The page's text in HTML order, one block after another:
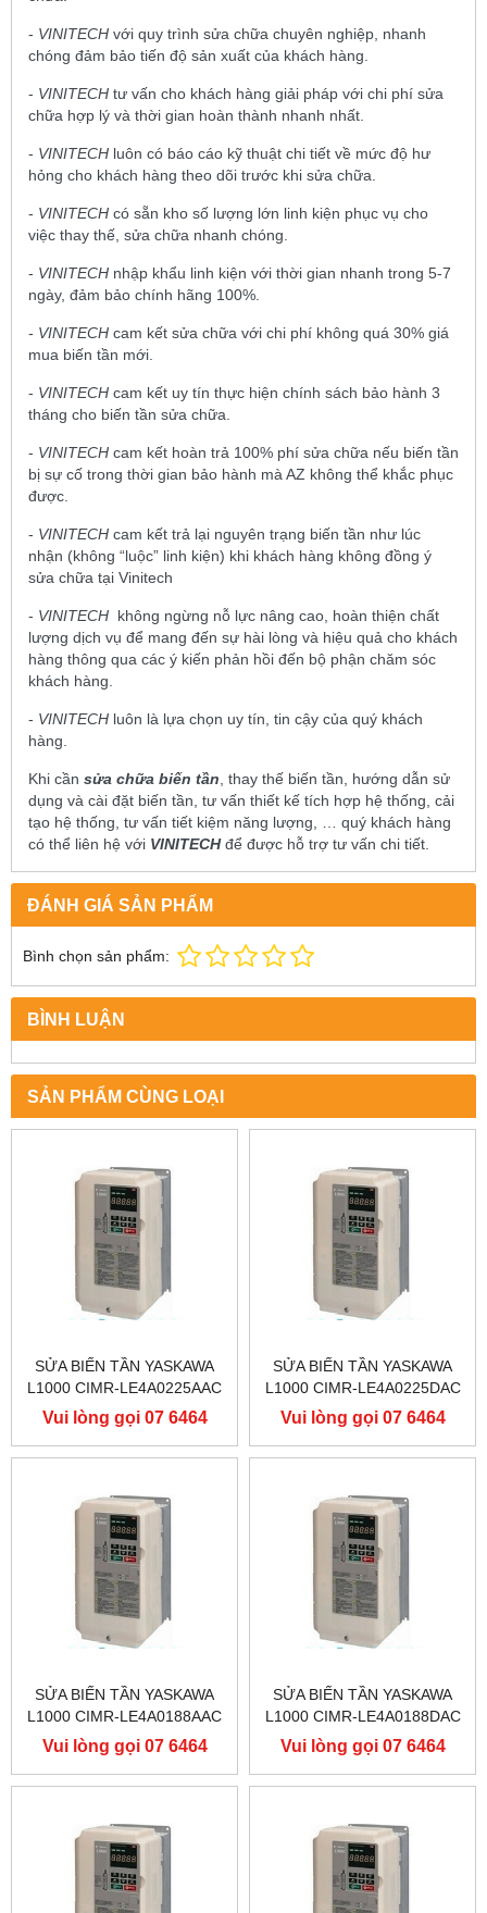
- VINITECH với quy trình sửa chữa chuyên nghiệp, nhanh
chóng đảm bảo tiến độ sản xuất của khách hàng.
- VINITECH tư vấn cho khách hàng giải pháp với chi phí sửa
chữa hợp lý và thời gian hoàn thành nhanh nhất.
- VINITECH luôn có báo cáo kỹ thuật chi tiết về mức độ hư
hỏng cho khách hàng theo dõi trước khi sửa chữa.
- VINITECH có sẵn kho số lượng lớn linh kiện phục vụ cho
việc thay thế, sửa chữa nhanh chóng.
- VINITECH nhập khẩu linh kiện với thời gian nhanh trong 5-7
ngày, đảm bảo chính hãng 100%.
- VINITECH cam kết sửa chữa với chi phí không quá 30% giá
mua biến tần mới.
- VINITECH cam kết uy tín thực hiện chính sách bảo hành 3
tháng cho biến tần sửa chữa.
- VINITECH cam kết hoàn trả 100% phí sửa chữa nếu biến tần
bị sự cố trong thời gian bảo hành mà AZ không thể khắc phục
được.
- VINITECH cam kết trả lại nguyên trạng biến tần như lúc
nhận (không “luộc” linh kiện) khi khách hàng không đồng ý
sửa chữa tại Vinitech
- VINITECH không ngừng nỗ lực nâng cao, hoàn thiện chất
lượng dịch vụ để mang đến sự hài lòng và hiệu quả cho khách
hàng thông qua các ý kiến phản hồi đến bộ phận chăm sóc
khách hàng.
- VINITECH luôn là lựa chọn uy tín, tin cậy của quý khách
hàng.
Khi cần sửa chữa biến tần, thay thế biến tần, hướng dẫn sử
dụng và cài đặt biến tần, tư vấn thiết kế tích hợp hệ thống, cải
tạo hệ thống, tư vấn tiết kiệm năng lượng, … quý khách hàng
có thể liên hệ với VINITECHđể được hỗ trợ tư vấn chi tiết.
ĐÁNH GIÁ SẢN PHẨM
Bình chọn sản phẩm:
BÌNH LUẬN
SẢN PHẨM CÙNG LOẠI
SỬA BIẾN TẦN YASKAWA
L1000 CIMR-LE4A0225AAC
400V 110KW, BIẾN TẦN
YASKAWA L1000
Vui lòng gọi 07 6464
9556
SỬA BIẾN TẦN YASKAWA
L1000 CIMR-LE4A0225DAC
400V 110KW, BIẾN TẦN
YASKAWA L1000
Vui lòng gọi 07 6464
9556
SỬA BIẾN TẦN YASKAWA
L1000 CIMR-LE4A0188AAC
400V 90KW, BIẾN TẦN
YASKAWA L1000
Vui lòng gọi 07 6464
9556
SỬA BIẾN TẦN YASKAWA
L1000 CIMR-LE4A0188DAC
400V 90KW, BIẾN TẦN
YASKAWA L1000
Vui lòng gọi 07 6464
9556